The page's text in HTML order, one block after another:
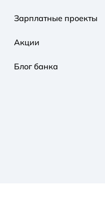
Зарплатные проекты
Акции
Блог банка